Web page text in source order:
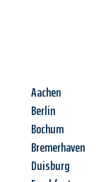
Aachen
Berlin
Bochum
Bremerhaven
Duisburg